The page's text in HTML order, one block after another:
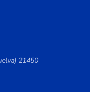
21450